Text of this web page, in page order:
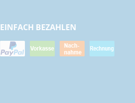
EINFACH BEZAHLEN